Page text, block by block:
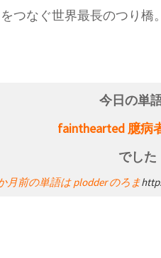
つなぐ世界最長のつり橋
今日の単
fainthearted 臆病
でした
月前の単語は plodder のろま